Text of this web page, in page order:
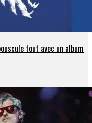
tout avec un album